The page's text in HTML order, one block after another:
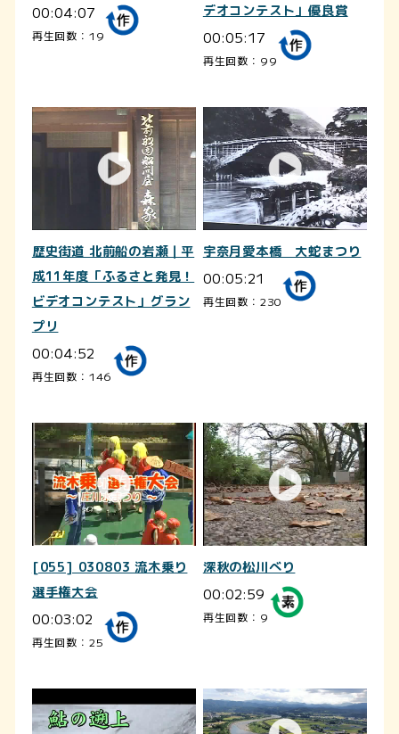
00:04:07
再生回数：19
デオコンテスト」優良賞
00:05:17
再生回数：99
歴史街道 北前船の岩瀬｜平
成11年度「ふるさと発見！
ビデオコンテスト」グラン
プリ
00:04:52
再生回数：146
宇奈月愛本橋 大蛇まつり
00:05:21
再生回数：230
[055] 030803 流木乗り
選手権大会
00:03:02
再生回数：25
深秋の松川べり
00:02:59
再生回数：9